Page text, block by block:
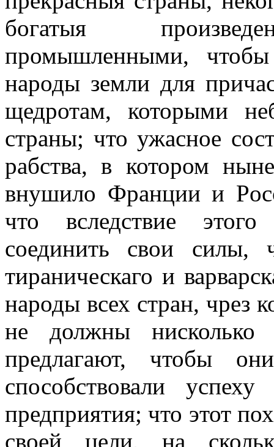
богатыя
промышленными,
народы земли для
щедротам, которыми
страны; что ужасное
рабства, в котором
внушило Франции и
что вследствие
соединить свои силы,
тираническаго и
народы всех стран, чрез
не должны нисколько
предлагают, чтобы
способствовали
предприятия; что этот
своей цели, на